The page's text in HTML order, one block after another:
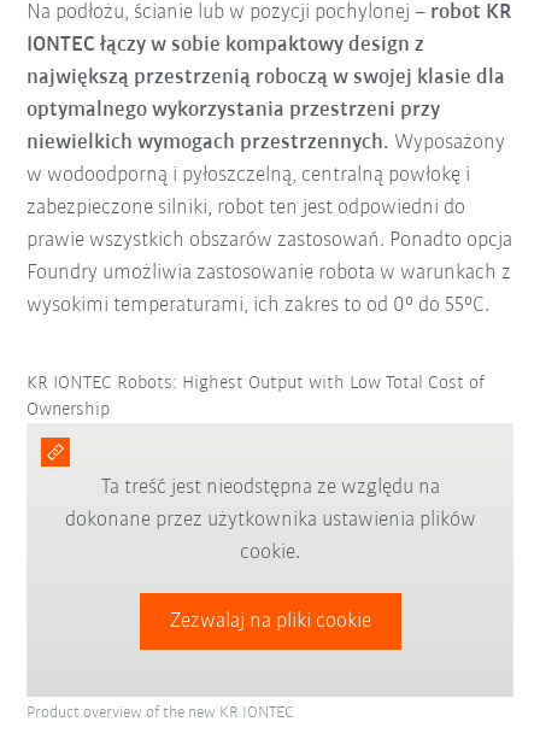
Na podłożu, ścianie lub w pozycji pochylonej – robot KR
IONTEC łączy w sobie kompaktowy design z
największą przestrzenią roboczą w swojej klasie dla
optymalnego wykorzystania przestrzeni przy
niewielkich wymogach przestrzennych. Wyposażony
w wodoodporną i pyłoszczelną, centralną powłokę i
zabezpieczone silniki, robot ten jest odpowiedni do
prawie wszystkich obszarów zastosowań. Ponadto opcja
Foundry umożliwia zastosowanie robota w warunkach z
wysokimi temperaturami, ich zakres to od 0° do 55°C.
KR IONTEC Robots: Highest Output with Low Total Cost of
Ownership
Ta treść jest nieodstępna ze względu na
dokonane przez użytkownika ustawienia plików
cookie.
Zezwalaj na pliki cookie
Product overview of the new KR IONTEC